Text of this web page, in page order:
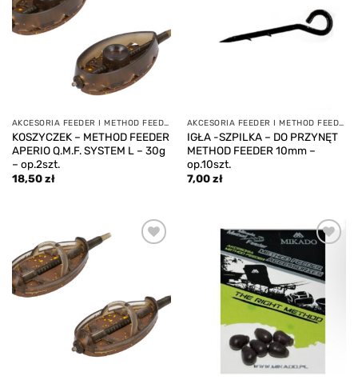
AKCESORIA FEEDER I METHOD FEEDER
KOSZYCZEK – METHOD FEEDER
APERIO Q.M.F. SYSTEM L – 30g
– op.2szt.
18,50zł
AKCESORIA FEEDER I METHOD FEEDER
IGŁA -SZPILKA – DO PRZYNĘT
METHOD FEEDER 10mm –
op.10szt.
7,00zł
wishlist